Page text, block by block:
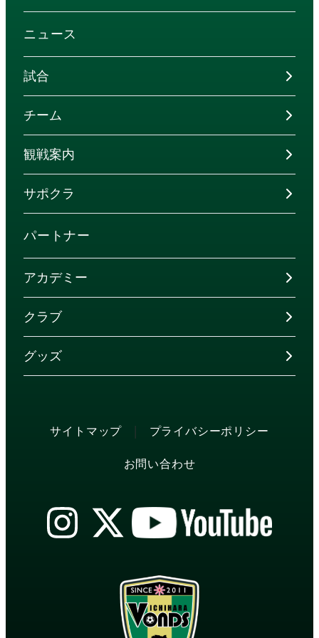
ニュース
試合
チーム
観戦案内
サポクラ
パートナー
アカデミー
クラブ
グッズ
サイトマップ | プライバシーポリシー
お問い合わせ